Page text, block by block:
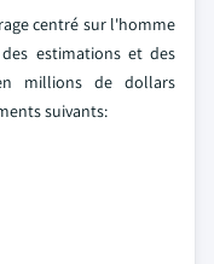
centré sur l'homme
estimations et des
millions de dollars
suivants: